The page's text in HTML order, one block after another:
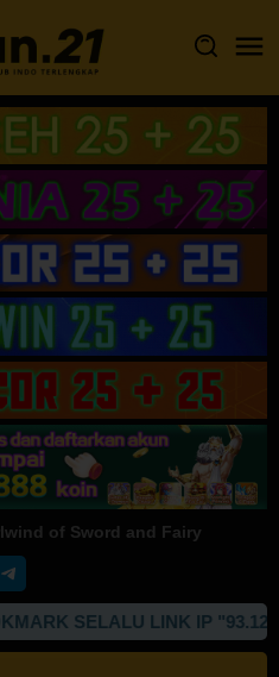
of Sword and Fairy
SELALU LINK IP